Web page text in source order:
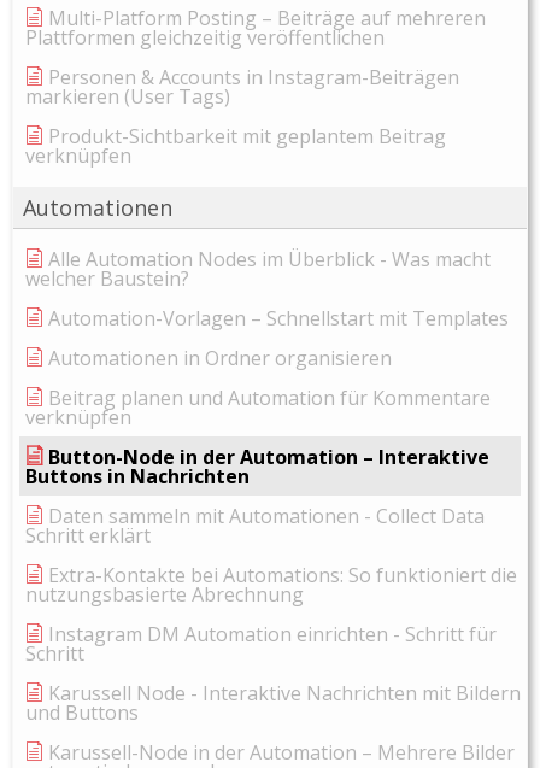
Multi-Platform Posting – Beiträge auf mehreren
Plattformen gleichzeitig veröffentlichen
Personen & Accounts in Instagram-Beiträgen
markieren (User Tags)
Produkt-Sichtbarkeit mit geplantem Beitrag
verknüpfen
Automationen
Alle Automation Nodes im Überblick - Was macht
welcher Baustein?
Automation-Vorlagen – Schnellstart mit Templates
Automationen in Ordner organisieren
Beitrag planen und Automation für Kommentare
verknüpfen
Button-Node in der Automation – Interaktive
Buttons in Nachrichten
Daten sammeln mit Automationen - Collect Data
Schritt erklärt
Extra-Kontakte bei Automations: So funktioniert die
nutzungsbasierte Abrechnung
Instagram DM Automation einrichten - Schritt für
Schritt
Karussell Node - Interaktive Nachrichten mit Bildern
und Buttons
Karussell-Node in der Automation – Mehrere Bilder